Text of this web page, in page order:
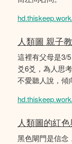
人類圖 親子
這裡有父母是3/
爻6爻，為人思
不愛聽人說，傾
人類圖的紅
黑色閘門是信念